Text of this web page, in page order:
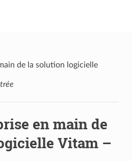
de la solution logicielle
en main de
Vitam –